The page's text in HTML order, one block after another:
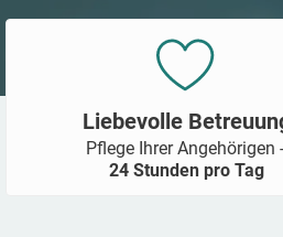
Liebevolle
Pflege Ihrer Angehörigen -
24 Stunden pro Tag